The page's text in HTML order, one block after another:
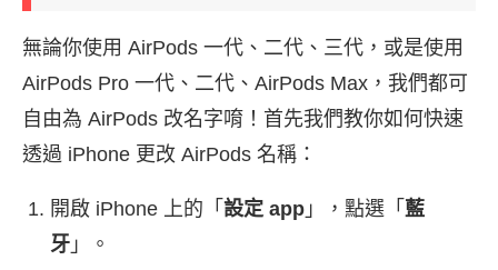
無論你使用 AirPods 一代、二代、三代，或是使用
AirPods Pro 一代、二代、AirPods Max，我們都可
自由為 AirPods 改名字唷！首先我們教你如何快速
透過 iPhone 更改 AirPods 名稱：
開啟 iPhone 上的「 設定 app 」，點選「 藍
牙 」。